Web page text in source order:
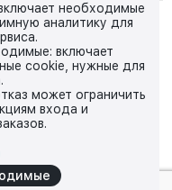
интернет-сайт,
ценах,
условиях не
положениями
Федерации.
с сайта возможно
необходимые
аналитику для
включает
cookie, нужные для
может ограничить
входа и